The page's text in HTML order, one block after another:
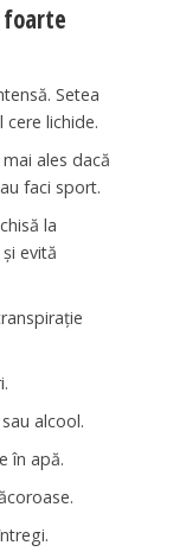
foarte
Setea
lichide.
ales dacă
faci sport.
la
evită
alcool.
în apă.